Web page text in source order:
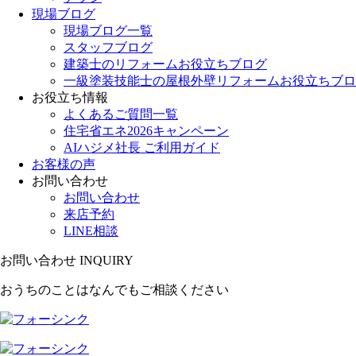
現場ブログ
現場ブログ一覧
スタッフブログ
建築士のリフォームお役立ちブログ
一級塗装技能士の屋根外壁リフォームお役立ちブ
お役立ち情報
よくあるご質問一覧
住宅省エネ2026キャンペーン
AIハジメ社長 ご利用ガイド
お客様の声
お問い合わせ
お問い合わせ
来店予約
LINE相談
お問い合わせ INQUIRY
おうちのことはなんでもご相談ください